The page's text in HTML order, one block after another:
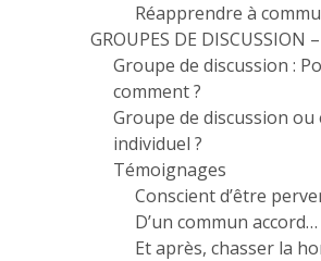
Réapprendre à
GROUPES DE DISCUSSION
Groupe de discussion :
comment ?
Groupe de discussion
individuel ?
Témoignages
Conscient d’être
D’un commun accord…
Et après, chasser la